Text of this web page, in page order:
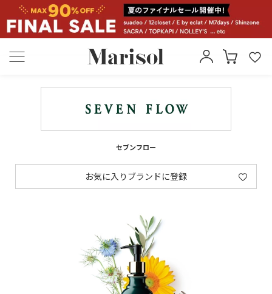
セブンフロー
お気に入りブランドに登録